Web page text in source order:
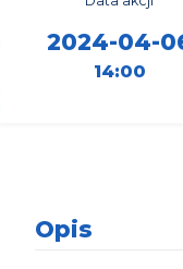
2024-04-
14:00
Opis